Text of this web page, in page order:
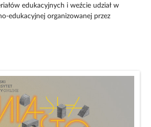
edukacyjnych i weźcie udział w
edukacyjnej organizowanej przez